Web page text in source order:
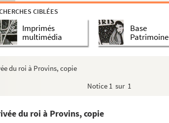
CIBLÉES
Imprimés
multimédia
Base
Patrimoine
du roi à Provins, copie
Notice 1 sur 1
du roi à Provins, copie
Pasques, farce lanternale et de carnaval »
préparer son baccalauréat
mes ouvrages